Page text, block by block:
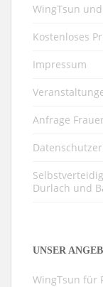
WingTsun
Kostenloses
Impressum
Anfrage
Durlach und
UNSER
WingTsun für